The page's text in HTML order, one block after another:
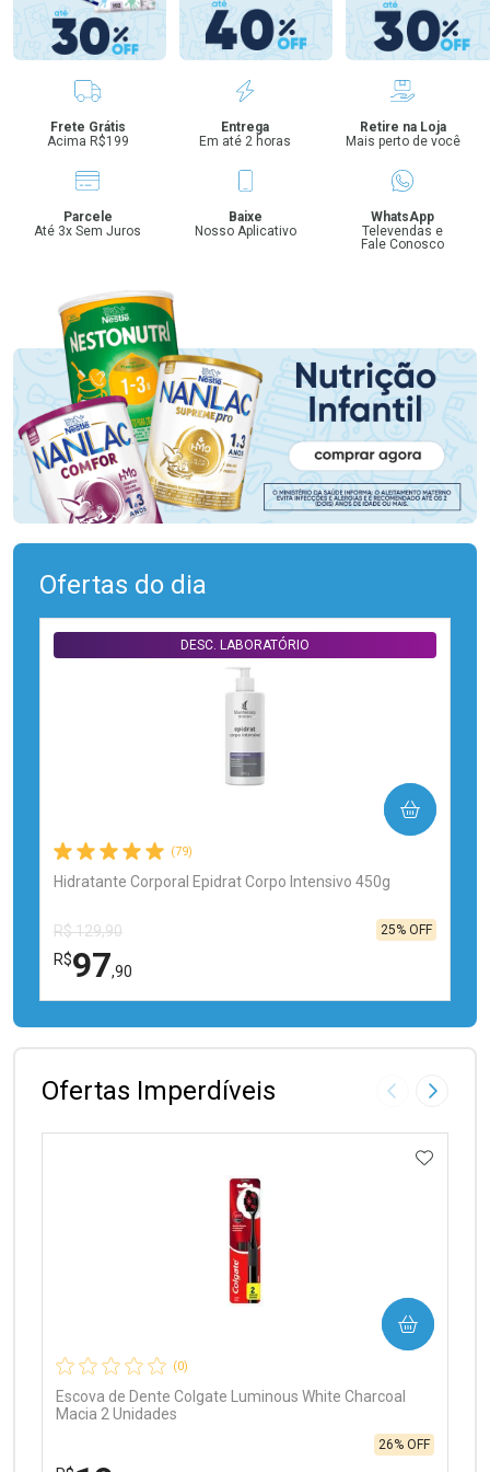
Benefícios
Frete Grátis
Acima R$199
Entrega
Em até 2 horas
Retire na Loja
Mais perto de você
Parcele
Até 3x Sem Juros
Baixe
Nosso Aplicativo
WhatsApp
Televendas e
Fale Conosco
Ofertas do dia
(79)
Hidratante Corporal Epidrat Corpo Intensivo 450g
DESC. LABORATÓRIO
R$ 129,90
R$97,90
25% OFF
COMPRAR
FECHAR
FECHAR
Ofertas Imperdíveis Imagem
(0)
Escova de Dente Colgate Luminous White Charcoal
Macia 2 Unidades
26% OFF
COMPRAR